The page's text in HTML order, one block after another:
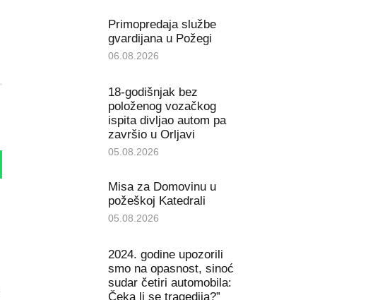
Primopredaja službe
gvardijana u Požegi
06.08.2026
18-godišnjak bez
položenog vozačkog
ispita divljao autom pa
završio u Orljavi
05.08.2026
Misa za Domovinu u
požeškoj Katedrali
05.08.2026
2024. godine upozorili
smo na opasnost, sinoć
sudar četiri automobila:
Čeka li se tragedija?”